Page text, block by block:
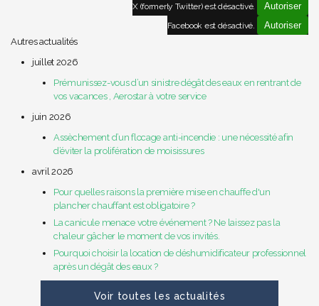
X (formerly Twitter) est désactivé. Autoriser
Facebook est désactivé.
Autoriser
Autres actualités
juillet 2026
Prémunissez-vous d’un sinistre dégât des eaux en rentrant de
vos vacances , Aerostar à votre service
juin 2026
Assèchement d’un flocage anti-incendie : une nécessité afin
d’éviter la prolifération de moisissures
avril 2026
Pour quelles raisons la première mise en chauffe d'un
plancher chauffant est obligatoire ?
La canicule menace votre événement ? Ne laissez pas la
chaleur gâcher le moment de vos invités.
Pourquoi choisir la location de déshumidificateur professionnel
après un dégât des eaux ?
Voir toutes les actualités